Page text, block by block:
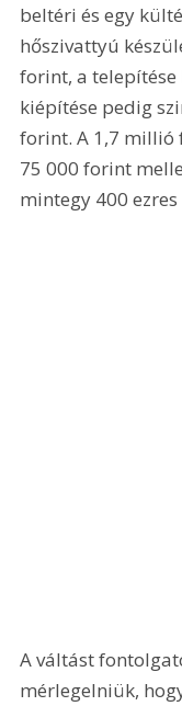
beltéri és egy
hőszivattyú
forint, a telepítése
kiépítése pedig
forint. A 1,7 millió
75 000 forint
mintegy 400
A váltást
mérlegelniük,